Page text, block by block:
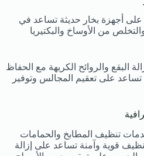
أجهزة بخار حديثة تساعد في
من الأوساخ والبكتيريا
البقع والروائح الكريهة مع الحفاظ
تساعد على تعقيم المجالس وتوفير
تنظيف المطابخ والحمامات
قوية وآمنة تساعد على إزالة